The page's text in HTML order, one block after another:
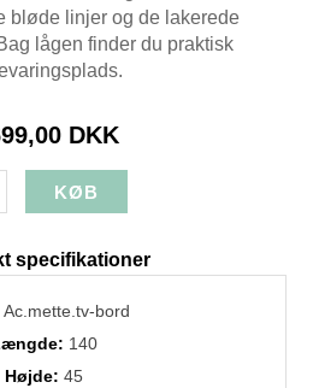
bløde linjer og de lakerede
lågen finder du praktisk
DKK
specifikationer
Ac.mette.tv-bord
140
Højde: 45